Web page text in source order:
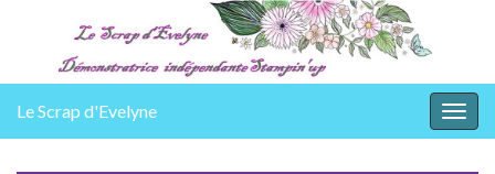
Le Scrap d'Evelyne